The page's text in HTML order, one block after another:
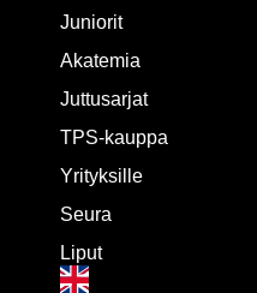
Juniorit
Akatemia
Juttusarjat
TPS-kauppa
Yrityksille
Seura
Liput